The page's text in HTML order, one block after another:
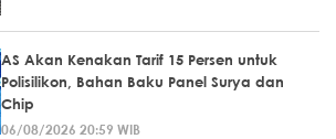
AS Akan Kenakan Tarif 15 Persen untuk
Polisilikon, Bahan Baku Panel Surya dan
Chip
06/08/2026 20:59 WIB